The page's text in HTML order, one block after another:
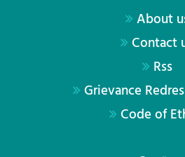
About
Contact
Rss
Grievance
Code of